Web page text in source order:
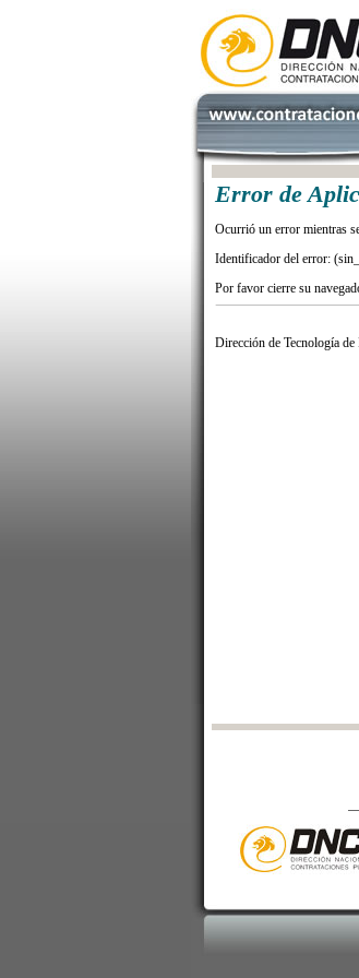
Error de
Ocurrió un error mientras
Identificador del error:
Por favor cierre su
Dirección de Tecnología